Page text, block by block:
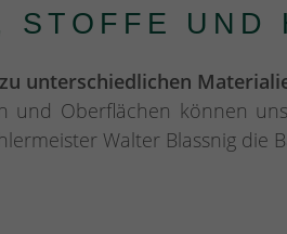
STOFFE UND
unterschiedlichen
Oberflächen können
Walter Blassnig die